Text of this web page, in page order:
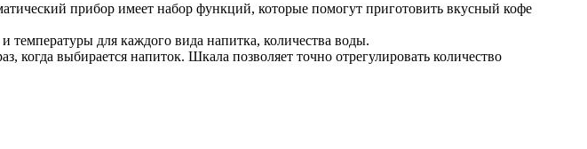
прибор имеет набор функций, которые помогут приготовить вкусный кофе
температуры для каждого вида напитка, количества воды.
когда выбирается напиток. Шкала позволяет точно отрегулировать количество